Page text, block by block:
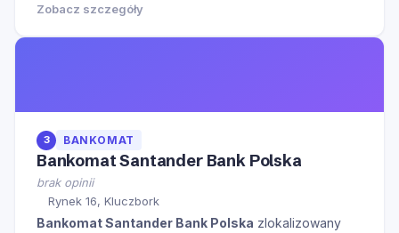
Zobacz szczegóły
3 BANKOMAT
Bankomat Santander Bank Polska
brak opinii
Rynek 16, Kluczbork
Bankomat Santander Bank Polska zlokalizowany